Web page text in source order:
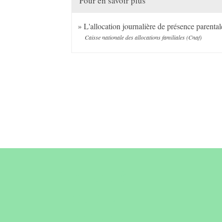
L'allocation journalière de présence
Caisse nationale des allocations familiales (Cnaf)